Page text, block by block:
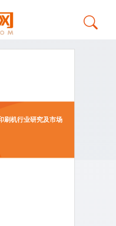
机行业研究及市场